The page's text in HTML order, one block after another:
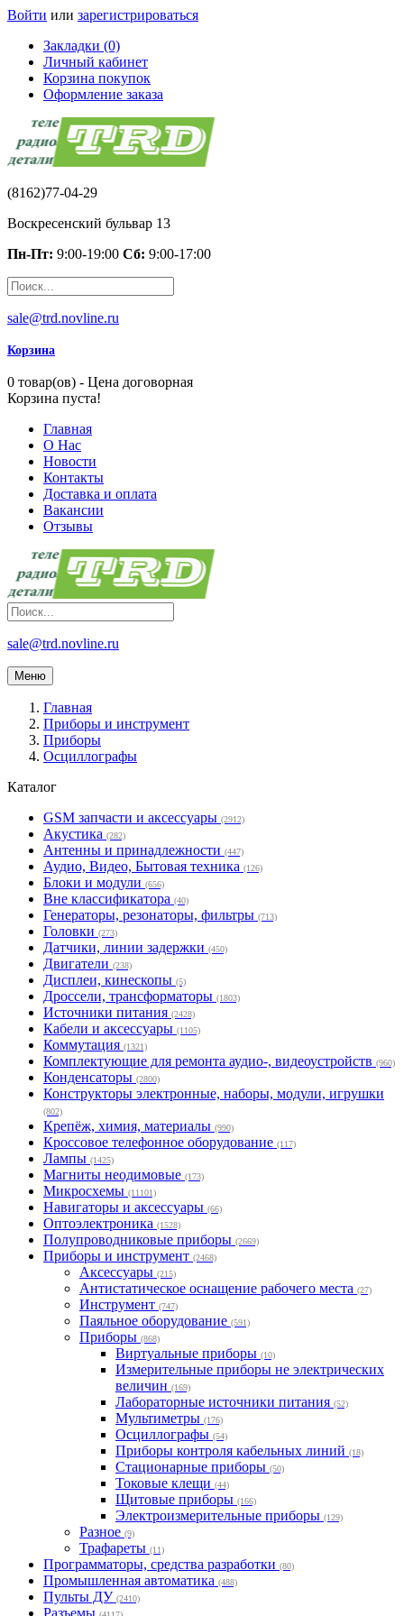
Войти или зарегистрироваться
Закладки (0)
Личный кабинет
Корзина покупок
Оформление заказа
(8162)77-04-29
Воскресенский бульвар 13
Пн-Пт: 9:00-19:00 Сб: 9:00-17:00
sale@trd.novline.ru
Корзина
0 товар(ов) - Цена договорная
Корзина пуста!
Главная
О Нас
Новости
Контакты
Доставка и оплата
Вакансии
Отзывы
sale@trd.novline.ru
Меню
Главная
Приборы и инструмент
Приборы
Осциллографы
Каталог
GSM запчасти и аксессуары (2912)
Акустика (282)
Антенны и принадлежности (447)
Аудио, Видео, Бытовая техника (126)
Блоки и модули (656)
Вне классификатора (40)
Генераторы, резонаторы, фильтры (713)
Головки (273)
Датчики, линии задержки (450)
Двигатели (238)
Дисплеи, кинескопы (5)
Дроссели, трансформаторы (1803)
Источники питания (2428)
Кабели и аксессуары (1105)
Коммутация (1321)
Комплектующие для ремонта аудио-, видеоустройств (960)
Конденсаторы (2800)
Конструкторы электронные, наборы, модули, игрушки
(802)
Крепёж, химия, материалы (990)
Кроссовое телефонное оборудование (117)
Лампы (1425)
Магниты неодимовые (173)
Микросхемы (11101)
Навигаторы и аксессуары (66)
Оптоэлектроника (1528)
Полупроводниковые приборы (2669)
Приборы и инструмент (2468)
Аксессуары (215)
Антистатическое оснащение рабочего места (27)
Инструмент (747)
Паяльное оборудование (591)
Приборы (868)
Виртуальные приборы (10)
Измерительные приборы не электрических
величин (169)
Лабораторные источники питания (52)
Мультиметры (176)
Осциллографы (54)
Приборы контроля кабельных линий (18)
Стационарные приборы (50)
Токовые клещи (44)
Щитовые приборы (166)
Электроизмерительные приборы (129)
Разное (9)
Трафареты (11)
Программаторы, средства разработки (80)
Промышленная автоматика (488)
Пульты ДУ (2410)